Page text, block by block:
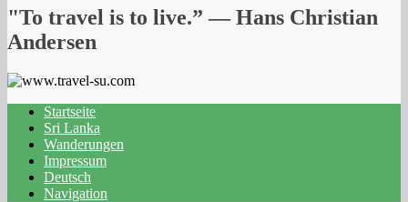
"To travel is to live.” ― Hans Christian
Andersen
Startseite
Sri Lanka
Wanderungen
Impressum
Deutsch
Navigation